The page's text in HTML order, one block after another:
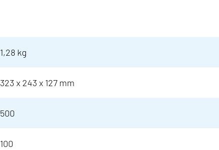
1,28 kg
323 x 243 x 127 mm
500
100